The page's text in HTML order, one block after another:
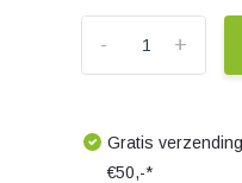
+
-
Gratis
€50,-*